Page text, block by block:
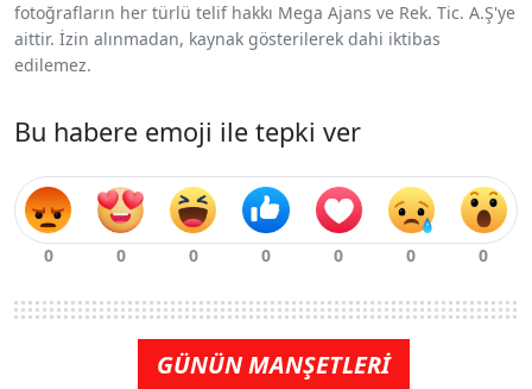
fotoğrafların her türlü telif hakkı Mega Ajans ve Rek. Tic. A.Ş'ye
aittir. İzin alınmadan, kaynak gösterilerek dahi iktibas
edilemez.
Bu habere emoji ile tepki ver
GÜNÜN MANŞETLERİ